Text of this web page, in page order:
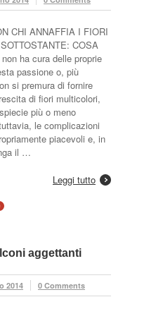
CHI ANNAFFIA I FIORI
COSA
non ha cura delle proprie
passione o, più
si premura di fornire
di fiori multicolori,
più o meno
le complicazioni
piacevoli e, in
il …
Leggi tutto
aggettanti
2014 0 Comments